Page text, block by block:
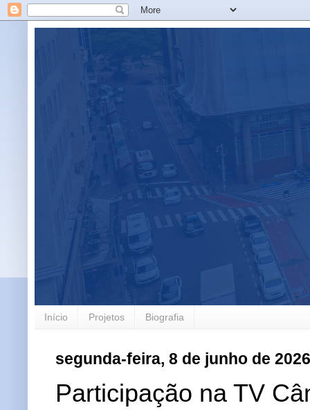
Início Projetos Biografia
segunda-feira, 8 de junho de 2026
Participação na TV